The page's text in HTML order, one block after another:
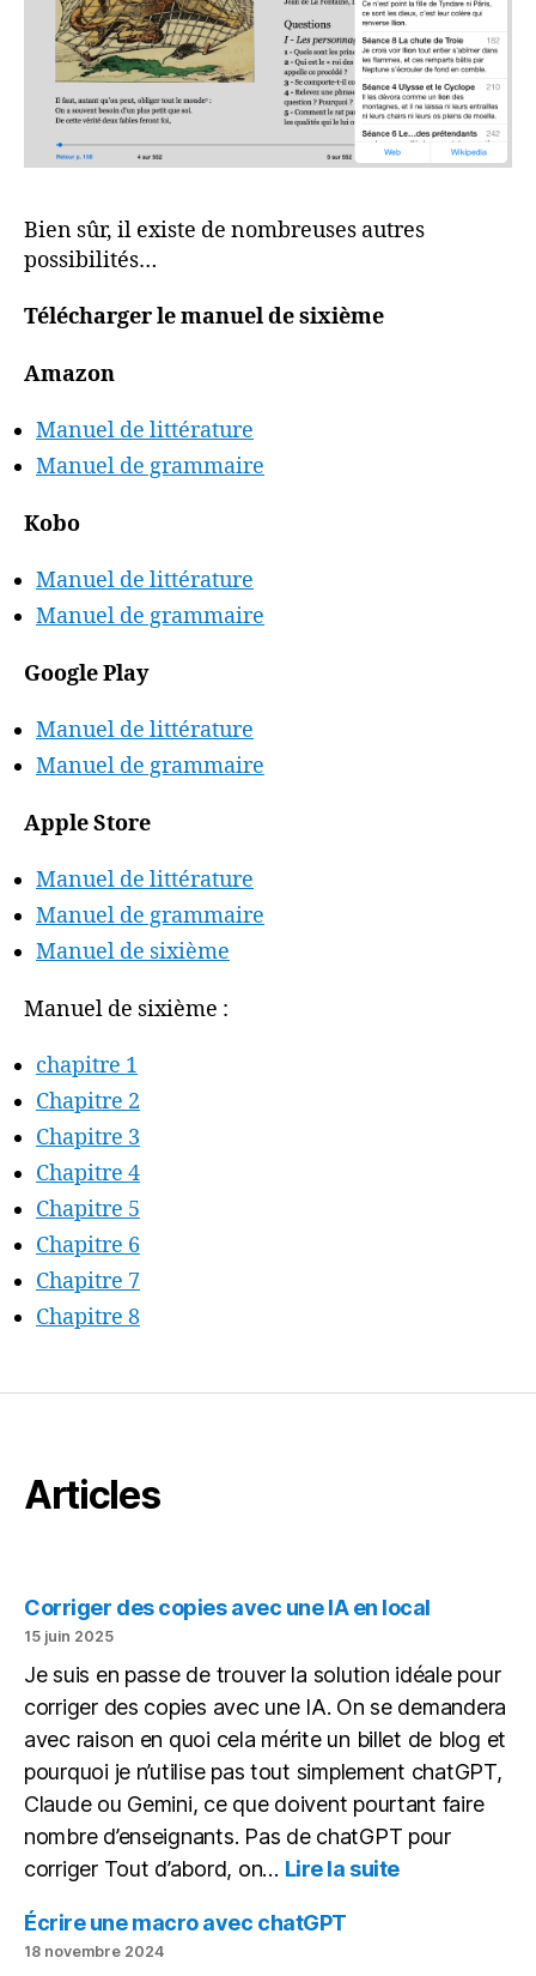
Bien sûr, il existe de nombreuses autres
possibilités…
Télécharger le manuel de sixième
Amazon
Manuel de littérature
Manuel de grammaire
Kobo
Manuel de littérature
Manuel de grammaire
Google Play
Manuel de littérature
Manuel de grammaire
Apple Store
Manuel de littérature
Manuel de grammaire
Manuel de sixième
Manuel de sixième :
chapitre 1
Chapitre 2
Chapitre 3
Chapitre 4
Chapitre 5
Chapitre 6
Chapitre 7
Chapitre 8
Articles
Corriger des copies avec une IA en local
15 juin 2025
Je suis en passe de trouver la solution idéale pour
corriger des copies avec une IA. On se demandera
avec raison en quoi cela mérite un billet de blog et
pourquoi je n’utilise pas tout simplement chatGPT,
Claude ou Gemini, ce que doivent pourtant faire
nombre d’enseignants. Pas de chatGPT pour
corriger Tout d’abord, on… Lire la suite:
Écrire une macro avec chatGPT
18 novembre 2024